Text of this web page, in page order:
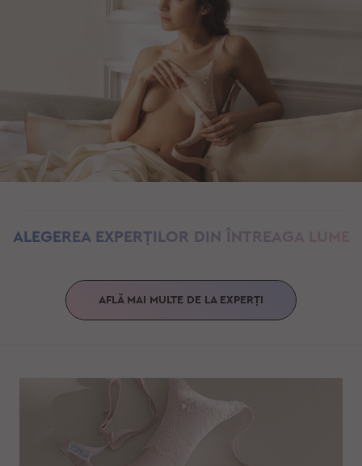
ALEGEREA EXPERȚILOR DIN ÎNTREAGA LUME
AFLĂ MAI MULTE DE LA EXPERȚI